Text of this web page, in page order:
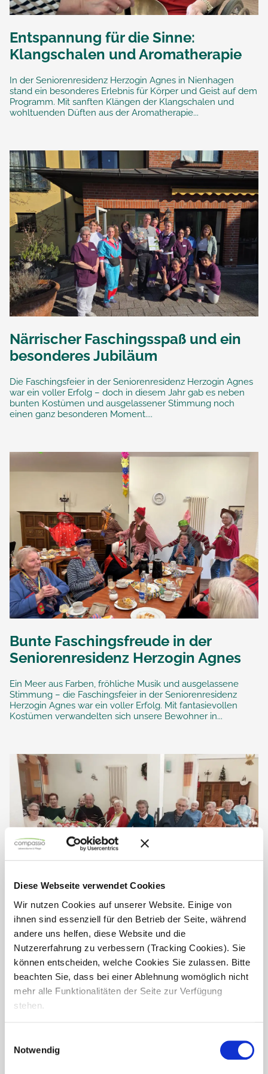
Diese Webseite verwendet Cookies
Wir nutzen Cookies auf unserer Website. Einige von
ihnen sind essenziell für den Betrieb der Seite, während
andere uns helfen, diese Website und die
Nutzererfahrung zu verbessern (Tracking Cookies). Sie
können entscheiden, welche Cookies Sie zulassen. Bitte
beachten Sie, dass bei einer Ablehnung womöglich nicht
mehr alle Funktionalitäten der Seite zur Verfügung
stehen.
Notwendig
Entspannung für die Sinne:
Klangschalen und Aromatherapie
In der Seniorenresidenz Herzogin Agnes in Nienhagen
stand ein besonderes Erlebnis für Körper und Geist auf dem
Programm. Mit sanften Klängen der Klangschalen und
wohltuenden Düften aus der Aromatherapie...
Närrischer Faschingsspaß und ein
besonderes Jubiläum
Die Faschingsfeier in der Seniorenresidenz Herzogin Agnes
war ein voller Erfolg – doch in diesem Jahr gab es neben
bunten Kostümen und ausgelassener Stimmung noch
einen ganz besonderen Moment....
Bunte Faschingsfreude in der
Seniorenresidenz Herzogin Agnes
Ein Meer aus Farben, fröhliche Musik und ausgelassene
Stimmung – die Faschingsfeier in der Seniorenresidenz
Herzogin Agnes war ein voller Erfolg. Mit fantasievollen
Kostümen verwandelten sich unsere Bewohner in...
Musikalischer Nachmittag in der
Seniorenresidenz Herzogin Agnes
In der Seniorenresidenz Herzogin Agnes in Nienhagen
wurde kürzlich ein wunderbarer Nachmittag voller Musik
und Poesie organisiert. Dank der Unterstützung von zwei